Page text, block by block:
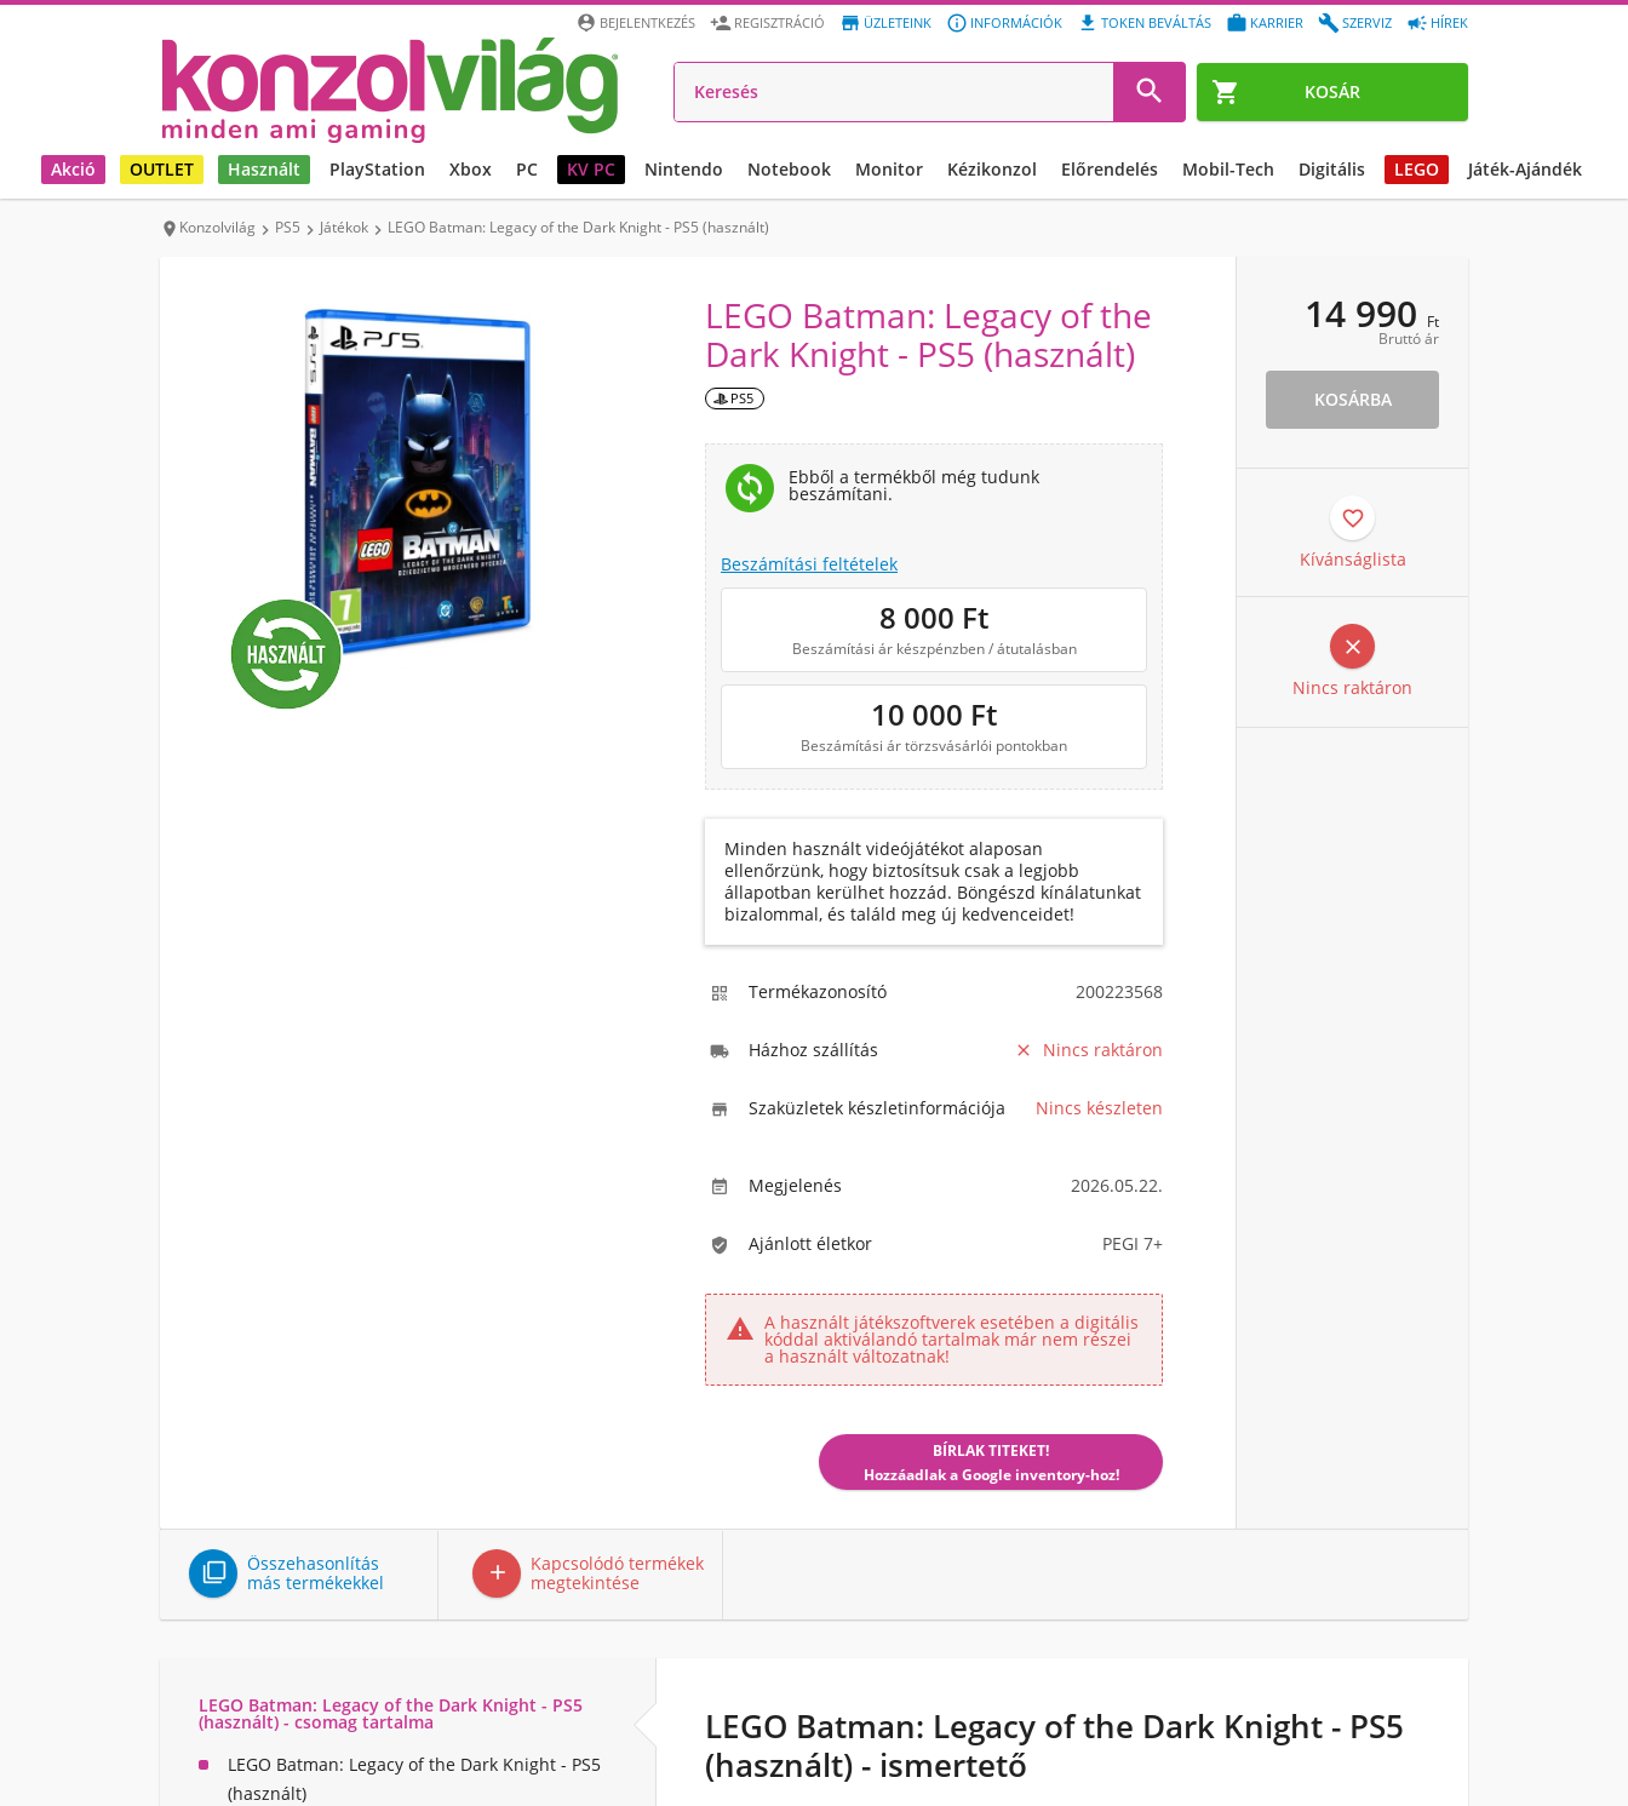
 KOSÁR
 HÍREK
 SZERVIZ
 KARRIER
 TOKEN BEVÁLTÁS
 INFORMÁCIÓK
 ÜZLETEINK
 REGISZTRÁCIÓ
 BEJELENTKEZÉS

Akció OUTLET Használt PlayStation Xbox PC KV PC Nintendo Notebook Monitor Kézikonzol Előrendelés Mobil-Tech Digitális LEGO Játék-Ajándék
 Konzolvilág  PS5 Játékok  LEGO Batman: Legacy of the Dark Knight - PS5 (használt)
LEGO Batman: Legacy of the
Dark Knight - PS5 (használt)
PS5
change_circle Ebből a termékből még tudunk
beszámítani.
Beszámítási feltételek
8 000 Ft
Beszámítási ár készpénzben / átutalásban
10 000 Ft
Beszámítási ár törzsvásárlói pontokban
Minden használt videójátékot alaposan
ellenőrzünk, hogy biztosítsuk csak a legjobb
állapotban kerülhet hozzád. Böngészd kínálatunkat
bizalommal, és találd meg új kedvenceidet!
 Termékazonosító 200223568
 Házhoz szállítás Nincs raktáron

 Szaküzletek készletinformációja Nincs készleten
 Megjelenés 2026.05.22.
 Ajánlott életkor PEGI 7+
 A használt játékszoftverek esetében a digitális
kóddal aktiválandó tartalmak már nem részei
a használt változatnak!
BÍRLAK TITEKET!
Hozzáadlak a Google inventory-hoz!
14 990 Ft
Bruttó ár
KOSÁRBA

Kívánságlista

Nincs raktáron

Összehasonlítás
más termékekkel

Kapcsolódó termékek
megtekintése
LEGO Batman: Legacy of the Dark Knight - PS5
(használt) - ismertető
LEGO Batman: Legacy of the Dark Knight - PS5
(használt) - csomag tartalma
LEGO Batman: Legacy of the Dark Knight - PS5
(használt)